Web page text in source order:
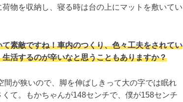
物を収納し、寝る時は台の上にマットを敷いてい
素敵ですね！車内のつくり、色々工夫をされてい
活するのが辛いなと思うこともありますか？
間が狭いので、脚を伸ばしきって大の字では眠れ
て。もかちゃんが148センチで、僕が158センチ